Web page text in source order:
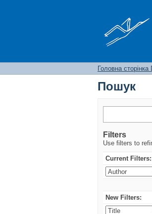
Головна сторінка
Пошук
Filters
Use filters to
Current Filters:
New Filters: